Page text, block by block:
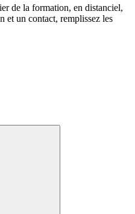
de la formation, en distanciel,
et un contact, remplissez les